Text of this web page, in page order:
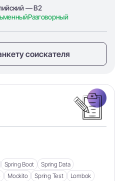
— B2
Разговорный
соискателя
Spring Boot
Spring Data
Mockito Spring Test
Lombok